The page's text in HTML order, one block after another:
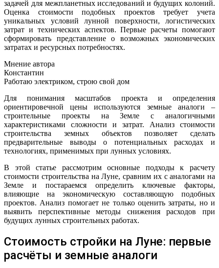
задачей для межпланетных исследований и будущих колоний.
Оценка стоимости подобных проектов требует учета
уникальных условий лунной поверхности, логистических
затрат и технических аспектов. Первые расчеты помогают
сформировать представление о возможных экономических
затратах и ресурсных потребностях.
Мнение автора
Константин
Работаю электриком, строю свой дом
Для понимания масштабов проекта и определения
ориентировечной цены используются земные аналоги –
строительные проекты на Земле с аналогичными
характеристиками сложности и затрат. Анализ стоимости
строительства земных объектов позволяет сделать
предварительные выводы о потенциальных расходах и
технологиях, применимых при лунных условиях.
В этой статье рассмотрим основные подходы к расчету
стоимости строительства на Луне, сравним их с аналогами на
Земле и постараемся определить ключевые факторы,
влияющие на экономическую составляющую подобных
проектов. Анализ помогает не только оценить затраты, но и
выявить перспективные методы снижения расходов при
будущих лунных строительных работах.
Стоимость стройки на Луне: первые
расчёты и земные аналоги